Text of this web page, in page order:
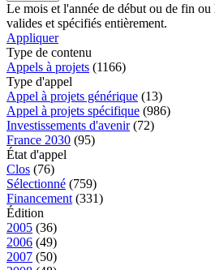
Le mois et l'année de début ou de fin
valides et spécifiés entièrement.
Appliquer
Type de contenu
Appels à projets (1166)
Type d'appel
Appel à projets générique (13)
Appel à projets spécifique (986)
Investissements d'avenir (72)
France 2030 (95)
État d'appel
Clos (76)
Sélectionné (759)
Financement (331)
Édition
2005 (36)
2006 (49)
2007 (50)